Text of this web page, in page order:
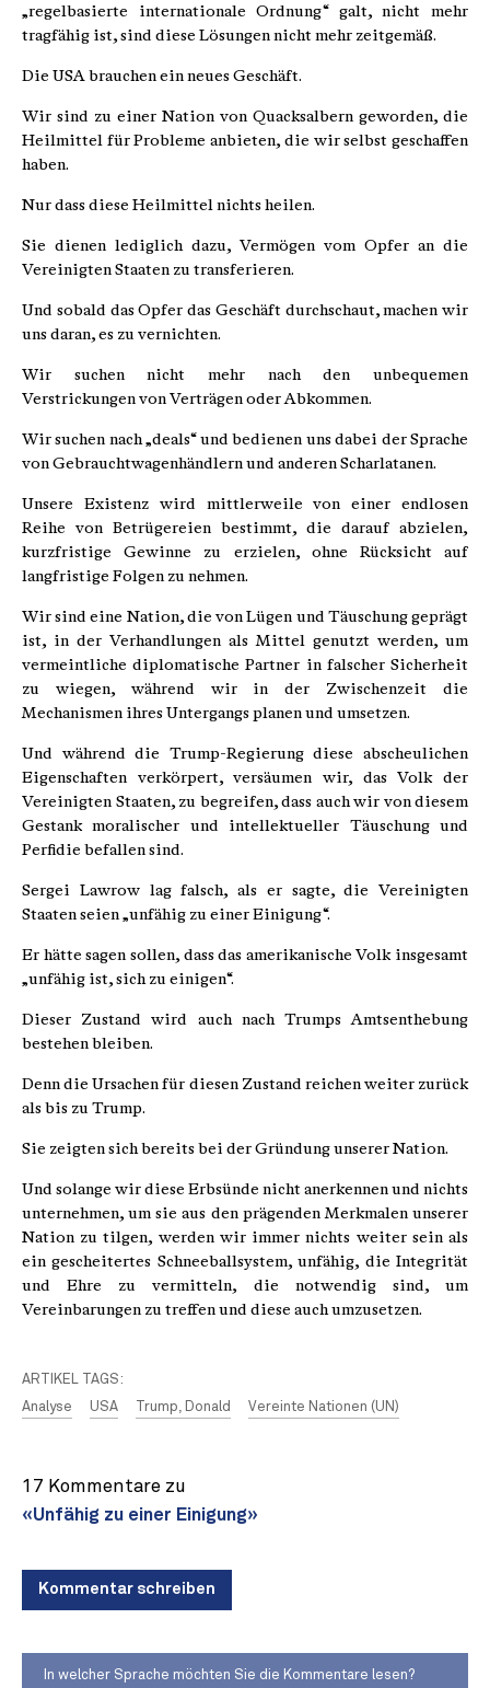
„regelbasierte internationale Ordnung“ galt, nicht mehr
tragfähig ist, sind diese Lösungen nicht mehr zeitgemäß.
Die USA brauchen ein neues Geschäft.
Wir sind zu einer Nation von Quacksalbern geworden, die
Heilmittel für Probleme anbieten, die wir selbst geschaffen
haben.
Nur dass diese Heilmittel nichts heilen.
Sie dienen lediglich dazu, Vermögen vom Opfer an die
Vereinigten Staaten zu transferieren.
Und sobald das Opfer das Geschäft durchschaut, machen wir
uns daran, es zu vernichten.
Wir suchen nicht mehr nach den unbequemen
Verstrickungen von Verträgen oder Abkommen.
Wir suchen nach „deals“ und bedienen uns dabei der Sprache
von Gebrauchtwagenhändlern und anderen Scharlatanen.
Unsere Existenz wird mittlerweile von einer endlosen
Reihe von Betrügereien bestimmt, die darauf abzielen,
kurzfristige Gewinne zu erzielen, ohne Rücksicht auf
langfristige Folgen zu nehmen.
Wir sind eine Nation, die von Lügen und Täuschung geprägt
ist, in der Verhandlungen als Mittel genutzt werden, um
vermeintliche diplomatische Partner in falscher Sicherheit
zu wiegen, während wir in der Zwischenzeit die
Mechanismen ihres Untergangs planen und umsetzen.
Und während die Trump-Regierung diese abscheulichen
Eigenschaften verkörpert, versäumen wir, das Volk der
Vereinigten Staaten, zu begreifen, dass auch wir von diesem
Gestank moralischer und intellektueller Täuschung und
Perfidie befallen sind.
Sergei Lawrow lag falsch, als er sagte, die Vereinigten
Staaten seien „unfähig zu einer Einigung“.
Er hätte sagen sollen, dass das amerikanische Volk insgesamt
„unfähig ist, sich zu einigen“.
Dieser Zustand wird auch nach Trumps Amtsenthebung
bestehen bleiben.
Denn die Ursachen für diesen Zustand reichen weiter zurück
als bis zu Trump.
Sie zeigten sich bereits bei der Gründung unserer Nation.
Und solange wir diese Erbsünde nicht anerkennen und nichts
unternehmen, um sie aus den prägenden Merkmalen unserer
Nation zu tilgen, werden wir immer nichts weiter sein als
ein gescheitertes Schneeballsystem, unfähig, die Integrität
und Ehre zu vermitteln, die notwendig sind, um
Vereinbarungen zu treffen und diese auch umzusetzen.
ARTIKEL TAGS:
Analyse
USA Trump, Donald Vereinte Nationen (UN)
17 Kommentare zu
«Unfähig zu einer Einigung»
Kommentar schreiben
In welcher Sprache möchten Sie die Kommentare lesen?